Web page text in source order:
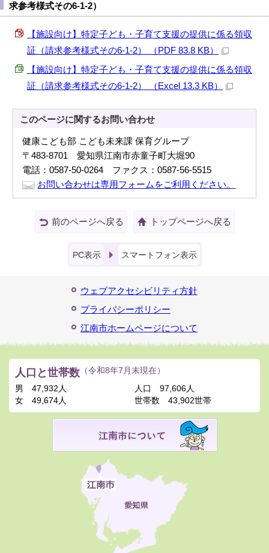
求参考様式その6-1-2）
【施設向け】特定子ども・子育て支援の提供に係る領収
証（請求参考様式その6-1-2） （PDF 83.8 KB）
【施設向け】特定子ども・子育て支援の提供に係る領収
証（請求参考様式その6-1-2） （Excel 13.3 KB）
このページに関するお問い合わせ
健康こども部 こども未来課 保育グループ
〒483-8701 愛知県江南市赤童子町大堀90
電話：0587-50-0264 ファクス：0587-56-5515
お問い合わせは専用フォームをご利用ください。
前のページへ戻る トップページへ戻る
PC表示 スマートフォン表示
ウェブアクセシビリティ方針
プライバシーポリシー
江南市ホームページについて
人口と世帯数 （令和8年7月末現在）
男
47,932人
女
49,674人
人口
97,606人
世帯数
43,902世帯